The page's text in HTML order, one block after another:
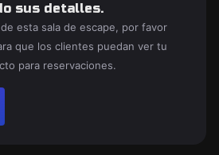
sus detalles.
esta sala de escape, por favor
que los clientes puedan ver tu
para reservaciones.